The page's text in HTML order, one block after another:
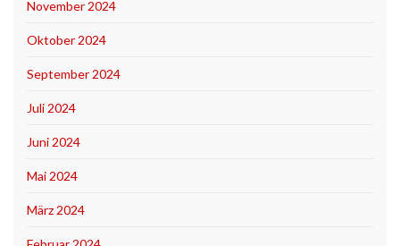
November 2024
Oktober 2024
September 2024
Juli 2024
Juni 2024
Mai 2024
März 2024